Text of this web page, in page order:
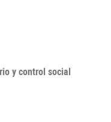
y control social